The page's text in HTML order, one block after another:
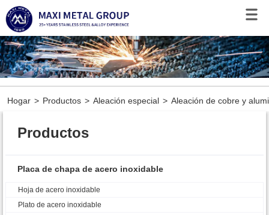
Hogar > Productos > Aleación especial > Aleación de cobre y
Productos
Placa de chapa de acero inoxidable
Hoja de acero inoxidable
Plato de acero inoxidable